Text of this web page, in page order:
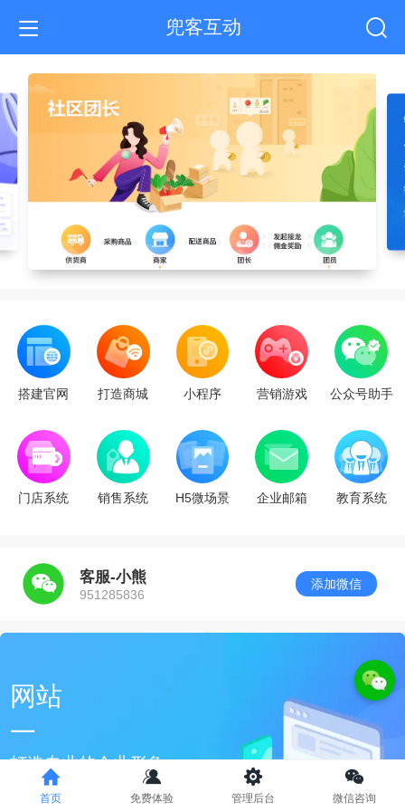
兜客互动
搭建官网 打造商城 小程序 营销游戏 公众号助手
门店系统 销售系统 H5微场景 企业邮箱 教育系统
客服-小熊
951285836
添加微信
网站
一
打造专业的企业形象
公司在互联网的展示窗口，
首页 免费体验 管理后台 微信咨询